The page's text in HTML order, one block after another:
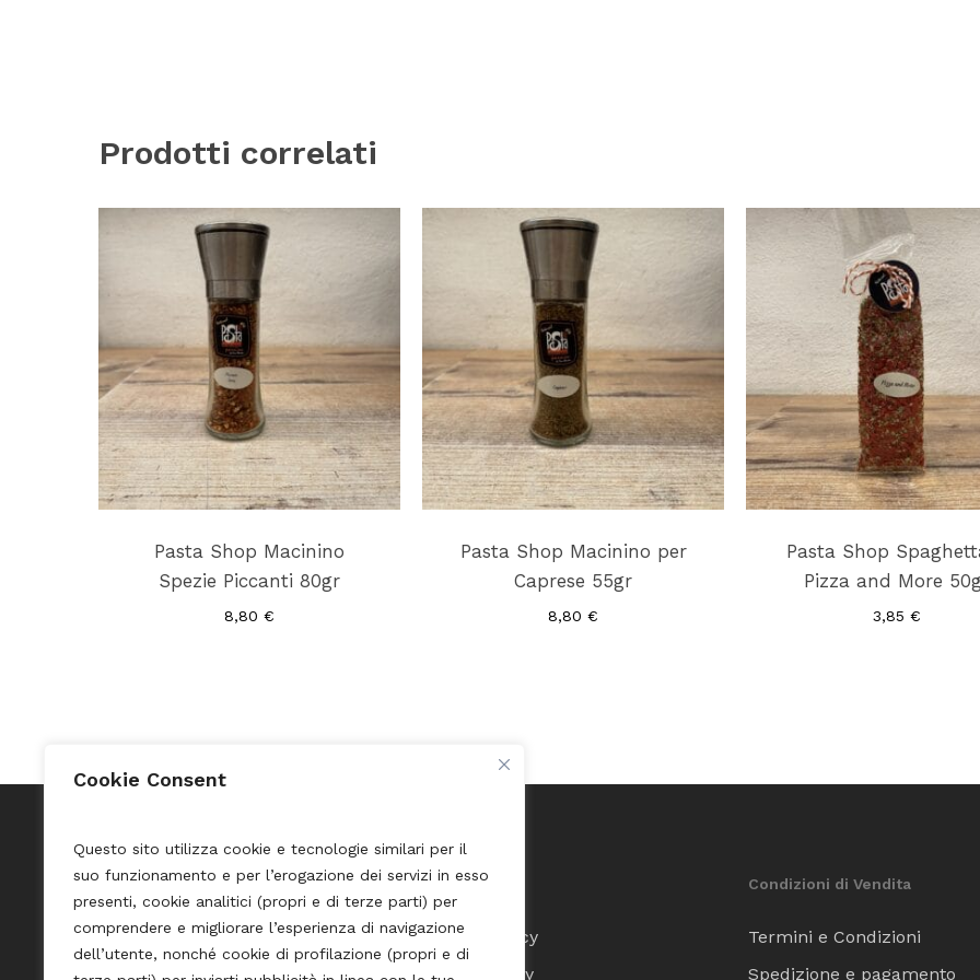
Cookie Consent
Questo sito utilizza cookie e tecnologie similari per il
suo funzionamento e per l’erogazione dei servizi in esso
presenti, cookie analitici (propri e di terze parti) per
comprendere e migliorare l’esperienza di navigazione
dell’utente, nonché cookie di profilazione (propri e di
Prodotti correlati
Pasta Shop Macinino
Spezie Piccanti 80gr
8,80 €
Pasta Shop Macinino per
Caprese 55gr
8,80 €
Pasta Shop
Pizza and More
3,85 €
Pasta Shop Merano
Via Portici, 53
39012 Merano
Credits
Privacy Policy
Cookie Policy
Condizioni di Vendita
Termini e Condizioni
Spedizione e pagamento